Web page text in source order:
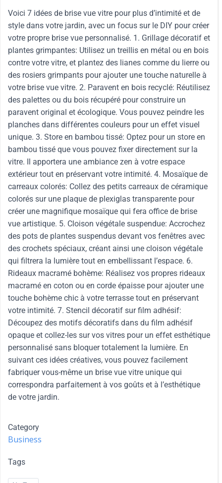
Voici 7 idées de brise vue vitre pour plus d’intimité et de
style dans votre jardin, avec un focus sur le DIY pour créer
votre propre brise vue personnalisé. 1. Grillage décoratif et
plantes grimpantes: Utilisez un treillis en métal ou en bois
contre votre vitre, et plantez des lianes comme du lierre ou
des rosiers grimpants pour ajouter une touche naturelle à
votre brise vue vitre. 2. Paravent en bois recyclé: Réutilisez
des palettes ou du bois récupéré pour construire un
paravent original et écologique. Vous pouvez peindre les
planches dans différentes couleurs pour un effet visuel
unique. 3. Store en bambou tissé: Optez pour un store en
bambou tissé que vous pouvez fixer directement sur la
vitre. Il apportera une ambiance zen à votre espace
extérieur tout en préservant votre intimité. 4. Mosaïque de
carreaux colorés: Collez des petits carreaux de céramique
colorés sur une plaque de plexiglas transparente pour
créer une magnifique mosaïque qui fera office de brise
vue artistique. 5. Cloison végétale suspendue: Accrochez
des pots de plantes suspendus devant vos fenêtres avec
des crochets spéciaux, créant ainsi une cloison végétale
qui filtrera la lumière tout en embellissant l’espace. 6.
Rideaux macramé bohème: Réalisez vos propres rideaux
macramé en coton ou en corde épaisse pour ajouter une
touche bohème chic à votre terrasse tout en préservant
votre intimité. 7. Stencil décoratif sur film adhésif:
Découpez des motifs décoratifs dans du film adhésif
opaque et collez-les sur vos vitres pour un effet esthétique
personnalisé sans bloquer totalement la lumière. En
suivant ces idées créatives, vous pouvez facilement
fabriquer vous-même un brise vue vitre unique qui
correspondra parfaitement à vos goûts et à l’esthétique
de votre jardin.
Category
Business
Tags